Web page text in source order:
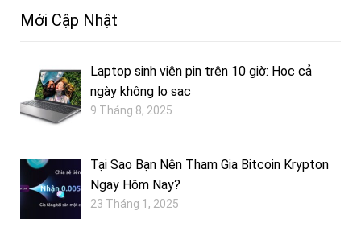
Mới Cập Nhật
Laptop sinh viên pin trên 10 giờ: Học cả
ngày không lo sạc
9 Tháng 8, 2025
Tại Sao Bạn Nên Tham Gia Bitcoin Krypton
Ngay Hôm Nay?
23 Tháng 1, 2025